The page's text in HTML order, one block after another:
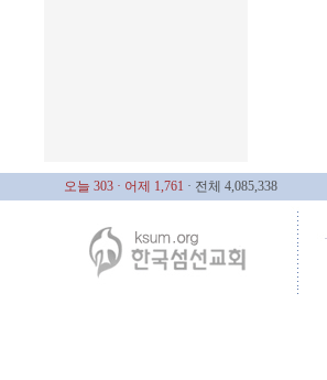
오늘 303 · 어제 1,761 · 전체 4,085,338